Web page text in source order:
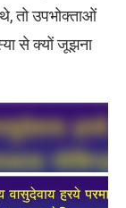
तो उपभोक्ताओं
से क्यों जूझना